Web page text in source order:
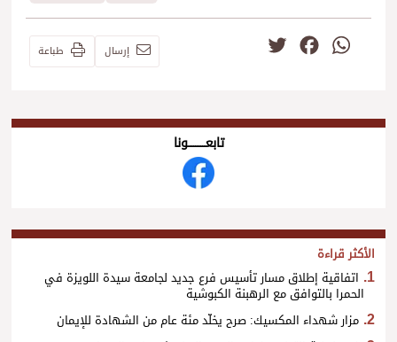
WhatsApp
Facebook إرسال طباعة
تابعــــــــــونا
الأكثر قراءة
اتفاقية إطلاق مسار تأسيس فرع جديد لجامعة سيدة اللويزة في
الحمرا بالتوافق مع الرهبنة الكبوشية
مزار شهداء المكسيك: صرح يخلّد مئة عام من الشهادة للإيمان